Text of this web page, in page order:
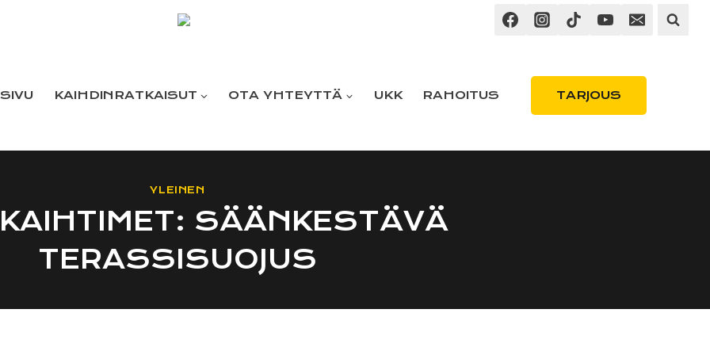
KAIHDINRATKAISUT OTA YHTEYTTÄ UKK RAHOITUS TARJOUS
YLEINEN
SÄÄNKESTÄVÄ
TERASSISUOJUS